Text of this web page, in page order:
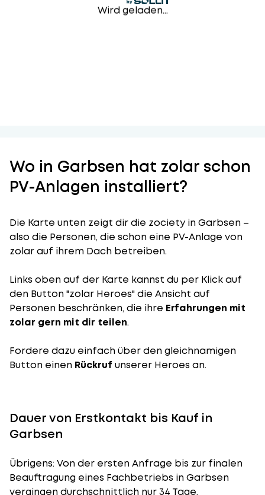
Wird geladen...
Wo in Garbsen hat zolar schon
PV-Anlagen installiert?
Die Karte unten zeigt dir die zociety in Garbsen –
also die Personen, die schon eine PV-Anlage von
zolar auf ihrem Dach betreiben.
Links oben auf der Karte kannst du per Klick auf
den Button "zolar Heroes" die Ansicht auf
Personen beschränken, die ihre Erfahrungen mit
zolar gern mit dir teilen.
Fordere dazu einfach über den gleichnamigen
Button einen Rückruf unserer Heroes an.
Dauer von Erstkontakt bis Kauf in
Garbsen
Übrigens: Von der ersten Anfrage bis zur finalen
Beauftragung eines Fachbetriebs in Garbsen
vergingen durchschnittlich nur 34 Tage.